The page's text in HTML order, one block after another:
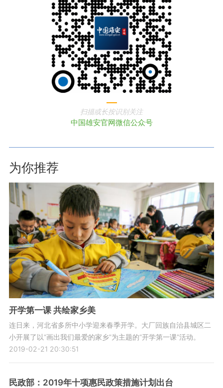
扫描或长按识别关注
中国雄安官网微信公众号
为你推荐
开学第一课 共绘家乡美
连日来，河北省多所中小学迎来春季开学。大厂回族自治县城区二
小开展了以“画出我们最爱的家乡”为主题的“开学第一课”活动。
2019-02-21 20:30:51
民政部：2019年十项惠民政策措施计划出台